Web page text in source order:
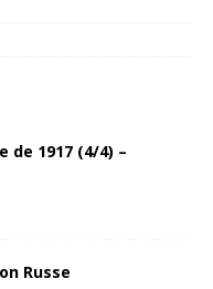
de 1917 (4/4) –
Russe